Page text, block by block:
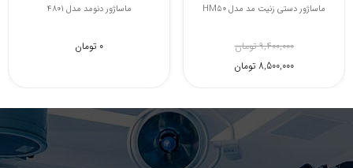
ماساژور دنومد مدل 4801
0 تومان
ماساژور دستی زنیت مد مدل HM50
9,400,000 تومان
8,500,000 تومان